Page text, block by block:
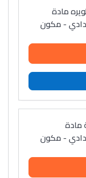
مادة
- مكون
مادة
- مكون